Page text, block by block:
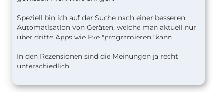
"<b>Good bye!</b>",
"<i>I'm sad to see you leave.</i>"
]
}
}
}
Speziell bin ich auf der Suche nach einer besseren
Automatisation von Geräten, welche man aktuell nur
über dritte Apps wie Eve "programieren" kann.
In den Rezensionen sind die Meinungen ja recht
unterschiedlich.